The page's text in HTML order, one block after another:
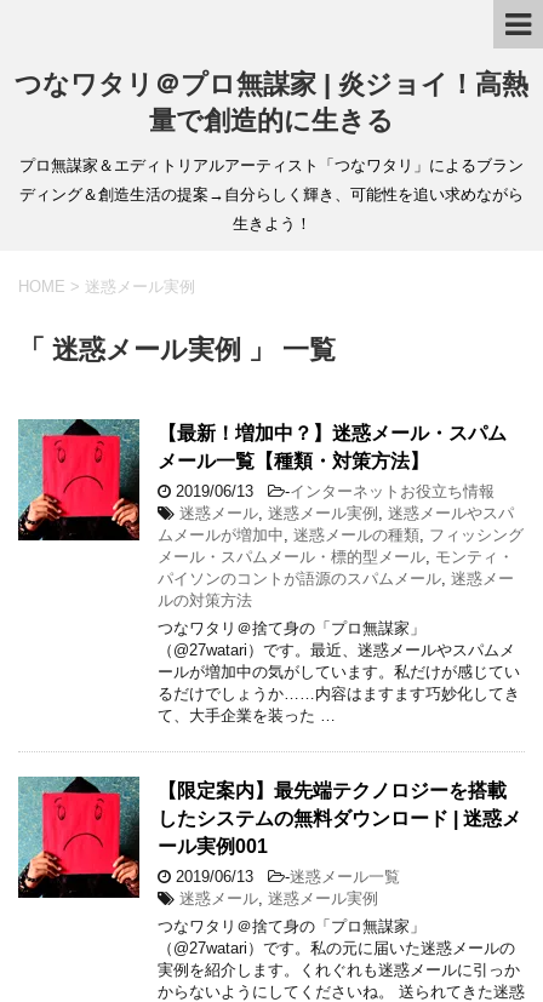
つなワタリ＠プロ無謀家 | 炎ジョイ！高熱
量で創造的に生きる
プロ無謀家＆エディトリアルアーティスト「つなワタリ」によるブラン
ディング＆創造生活の提案→自分らしく輝き、可能性を追い求めながら
生きよう！
HOME > 迷惑メール実例
「 迷惑メール実例 」 一覧
【最新！増加中？】迷惑メール・スパム
メール一覧【種類・対策方法】
2019/06/13 -インターネットお役立ち情報
迷惑メール 迷惑メール実例 迷惑メールやスパ
ムメールが増加中 迷惑メールの種類 フィッシング
メール・スパムメール・標的型メール モンティ・
パイソンのコントが語源のスパムメール 迷惑メー
ルの対策方法
つなワタリ＠捨て身の「プロ無謀家」
（@27watari）です。最近、迷惑メールやスパムメ
ールが増加中の気がしています。私だけが感じてい
るだけでしょうか……内容はますます巧妙化してき
て、大手企業を装った …
【限定案内】最先端テクノロジーを搭載
したシステムの無料ダウンロード | 迷惑メ
ール実例001
2019/06/13 -迷惑メール一覧
迷惑メール 迷惑メール実例
つなワタリ＠捨て身の「プロ無謀家」
（@27watari）です。私の元に届いた迷惑メールの
実例を紹介します。くれぐれも迷惑メールに引っか
からないようにしてくださいね。 送られてきた迷惑